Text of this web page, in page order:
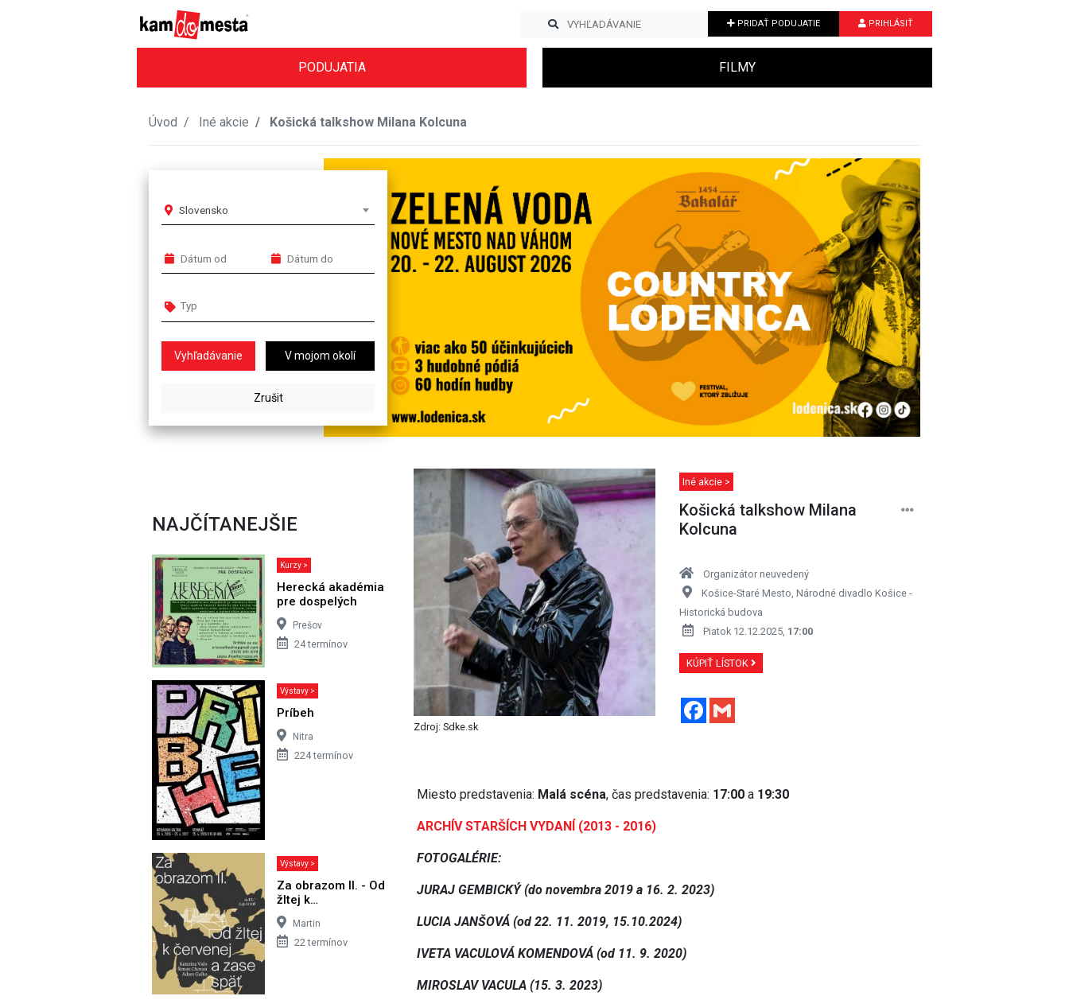
PRIDAŤ PODUJATIE PRIHLÁSIŤ
PODUJATIA FILMY
Úvod Iné akcie Košická talkshow Milana Kolcuna
Slovensko
V mojom okolí
Next
NAJČÍTANEJŠIE
Kurzy >
Herecká akadémia
pre dospelých
Prešov
24 termínov
Výstavy >
Príbeh
Nitra
224 termínov
Výstavy >
Za obrazom II. - Od
žltej k…
Martin
22 termínov
Zdroj: Sdke.sk
Iné akcie >
Košická talkshow Milana
Kolcuna
Organizátor neuvedený
Košice-Staré Mesto, Národné divadlo Košice -
Historická budova
Piatok 12.12.2025, 17:00
KÚPIŤ LÍSTOK
Facebook
Miesto predstavenia: Malá scéna, čas predstavenia: 17:00a 19:30
ARCHÍV STARŠÍCH VYDANÍ (2013 - 2016)
FOTOGALÉRIE:
JURAJ GEMBICKÝ (do novembra 2019 a 16. 2. 2023)
LUCIA JANŠOVÁ (od 22. 11. 2019, 15.10.2024)
IVETA VACULOVÁ KOMENDOVÁ (od 11. 9. 2020)
MIROSLAV VACULA (15. 3. 2023)